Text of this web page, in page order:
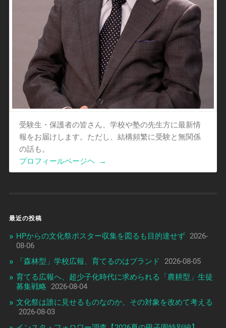
受験生・保護者の皆さん、学校や塾の先生方に最新情
報をお届けします。ただし、結構頻繁に受験と無関係
の話も。
プロフィールページヘ
→
最近の投稿
HPからの文化祭ポスター収集を図るも目的達せず 2026-
08-06
「森林型」学校広報、育てるのはブランド
2026-08-05
育てる広報へ、超少子化時代に求められる「農耕型」生徒
募集戦略
2026-08-04
文化祭は誰に見せるものなのか、その対象を改めて考える
2026-08-03